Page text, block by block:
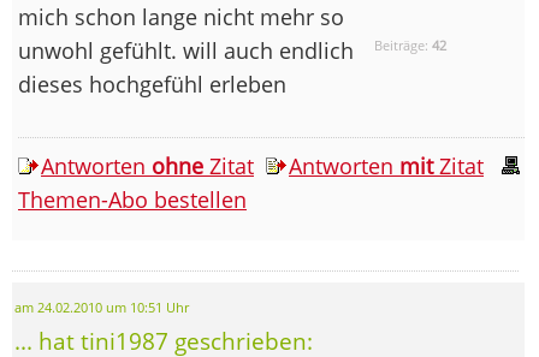
Beiträge:42
mich schon lange nicht mehr so
unwohl gefühlt. will auch endlich
dieses hochgefühl erleben
Antworten ohne Zitat Antworten mitZitat
Themen-Abo bestellen
am 24.02.2010 um 10:51 Uhr
... hat tini1987 geschrieben: